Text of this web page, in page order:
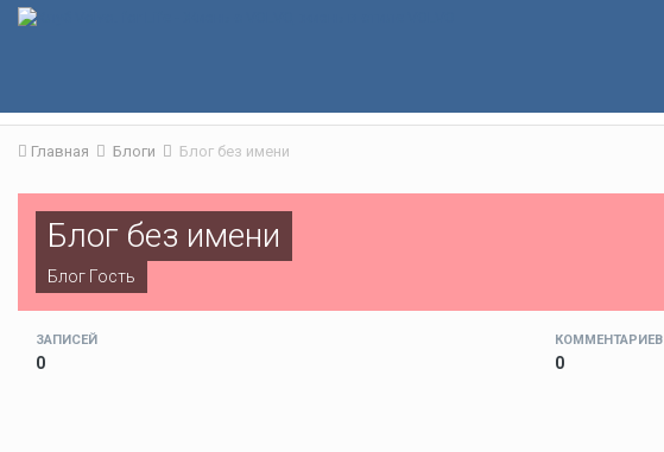
Главная Блоги Блог без имени
Блог без имени
Блог Гость
ЗАПИСЕЙ
0
КОММЕНТАРИЕВ
0